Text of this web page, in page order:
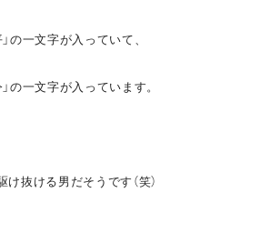
の一文字が入っていて、
の一文字が入っています。
抜ける男だそうです（笑）